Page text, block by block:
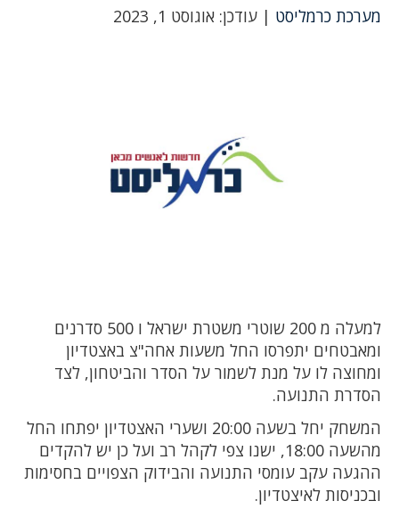
מערכת כרמליסט | עודכן: אוגוסט 1, 2023
למעלה מ 200 שוטרי משטרת ישראל ו 500 סדרנים
ומאבטחים יתפרסו החל משעות אחה"צ באצטדיון
ומחוצה לו על מנת לשמור על הסדר והביטחון, לצד
הסדרת התנועה.
המשחק יחל בשעה 20:00 ושערי האצטדיון יפתחו החל
מהשעה 18:00, ישנו צפי לקהל רב ועל כן יש להקדים
ההגעה עקב עומסי התנועה והבידוק הצפויים בחסימות
ובכניסות לאיצטדיון.